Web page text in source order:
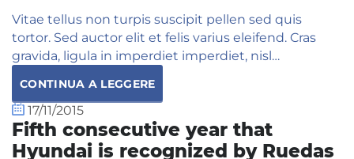
Vitae tellus non turpis suscipit pellen sed quis
tortor. Sed auctor elit et felis varius eleifend. Cras
gravida, ligula in imperdiet imperdiet, nisl…
CONTINUA A LEGGERE
17/11/2015
Fifth consecutive year that
Hyundai is recognized by Ruedas